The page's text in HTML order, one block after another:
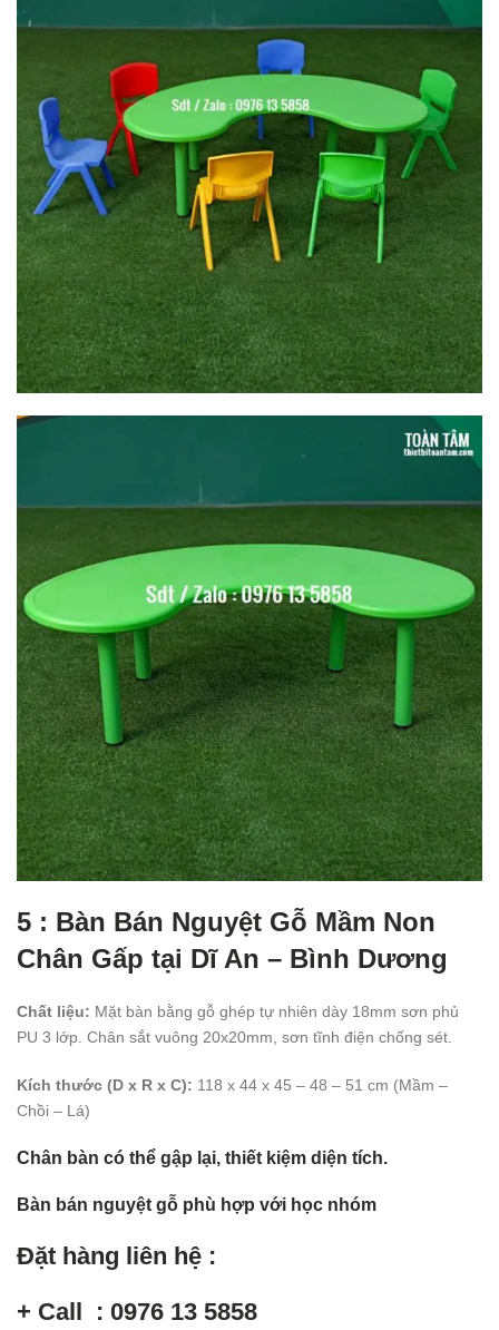
5 : Bàn Bán Nguyệt Gỗ Mầm Non
Chân Gấp tại Dĩ An – Bình Dương
Chất liệu: Mặt bàn bằng gỗ ghép tự nhiên dày 18mm sơn phủ
PU 3 lớp. Chân sắt vuông 20x20mm, sơn tĩnh điện chống sét.
Kích thước (D x R x C): 118 x 44 x 45 – 48 – 51 cm (Mầm –
Chồi – Lá)
Chân bàn có thể gập lại, thiết kiệm diện tích.
Bàn bán nguyệt gỗ phù hợp với học nhóm
Đặt hàng liên hệ :
+ Call : 0976 13 5858